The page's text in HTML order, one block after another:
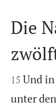

Die

15 Und
unter